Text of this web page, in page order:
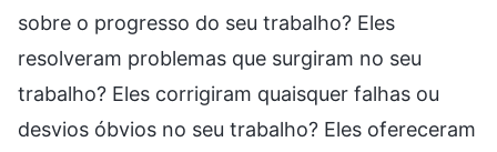
sobre o progresso do seu trabalho? Eles
resolveram problemas que surgiram no seu
trabalho? Eles corrigiram quaisquer falhas ou
desvios óbvios no seu trabalho? Eles ofereceram